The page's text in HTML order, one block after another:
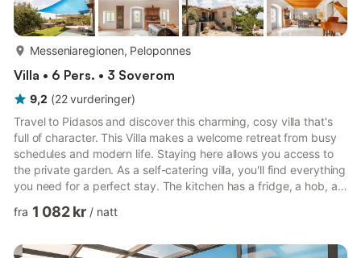
Messeniaregionen, Peloponnes
Villa • 6 Pers. • 3 Soverom
9,2 (22 vurderinger)
Travel to Pidasos and discover this charming, cosy villa that's
full of character. This Villa makes a welcome retreat from busy
schedules and modern life. Staying here allows you access to
the private garden. As a self-catering villa, you'll find everything
you need for a perfect stay. The kitchen has a fridge, a hob, an
freezer. The villa is a perfect place to relax and offers a
bedrooms and can comfortably sleep 6. In the first bedroom,
fra 1 082 kr / natt